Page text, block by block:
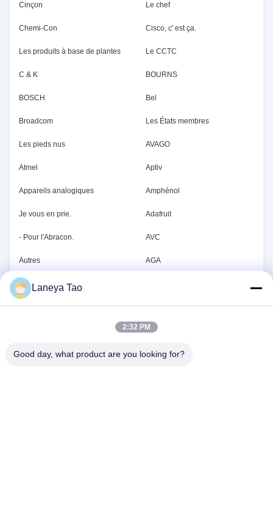
Cinçon Le chef
Chemi-Con Cisco, c' est ça.
Les produits à base de plantes Le CCTC
C & K BOURNS
BOSCH Bel
Broadcom Les États membres
Les pieds nus AVAGO
Atmel Aptiv
Appareils analogiques Amphénol
Je vous en prie. Adafruit
- Pour l'Abracon. AVC
Autres AGA
ADI
Le montant de l'aide est calculé
Samsung
Laneya Tao
2:32 PM
Good day, what product are you looking for?